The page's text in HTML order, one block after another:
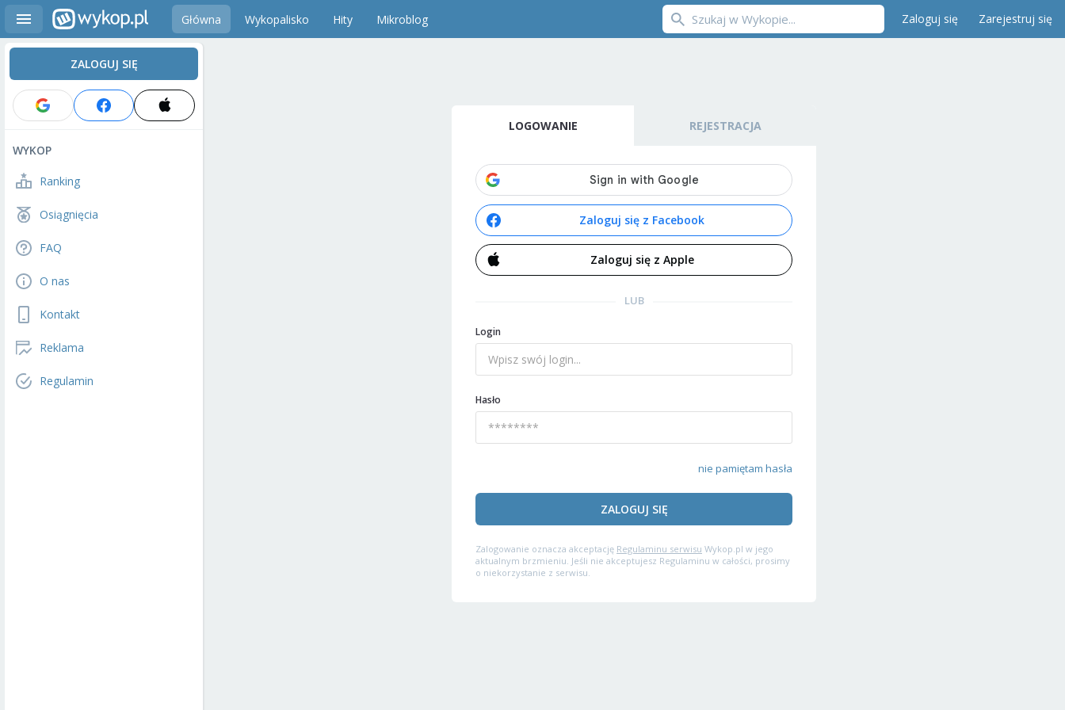
Główna Wykopalisko Hity Mikroblog Zaloguj się Zarejestruj się
ZALOGUJ SIĘ
WYKOP
Ranking
Osiągnięcia
FAQ
O nas
Kontakt
Reklama
Regulamin
LOGOWANIE REJESTRACJA
Zaloguj się z Facebook
Zaloguj się z Apple
LUB
Login
Hasło
nie pamiętam hasła
ZALOGUJ SIĘ
Zalogowanie oznacza akceptację Regulaminu serwisu Wykop.pl w jego
aktualnym brzmieniu. Jeśli nie akceptujesz Regulaminu w całości, prosimy
o niekorzystanie z serwisu.